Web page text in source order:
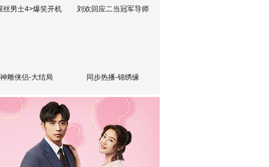
丝男士4>爆笑开机 刘欢回应二当冠军导师
神雕侠侣-大结局 同步热播-锦绣缘